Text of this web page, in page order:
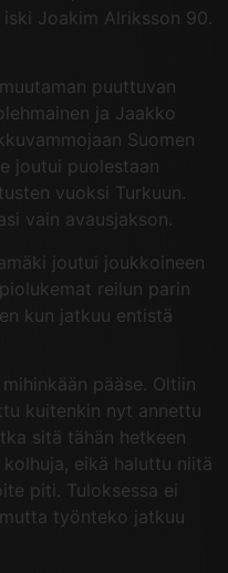
Joakim Alriksson 90.
puuttuvan
ja Jaakko
Suomen
joutui puolestaan
vuoksi Turkuun.
vain avausjakson.
joutui joukkoineen
reilun parin
kun jatkuu entistä
pääse. Oltiin
kuitenkin nyt annettu
sitä tähän hetkeen
eikä haluttu niitä
piti. Tuloksessa ei
työnteko jatkuu